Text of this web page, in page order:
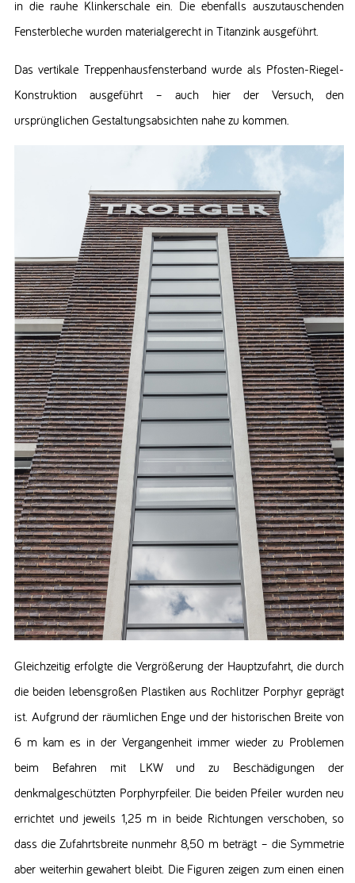
in die rauhe Klinkerschale ein. Die ebenfalls auszutauschenden
Fensterbleche wurden materialgerecht in Titanzink ausgeführt.
Das vertikale Treppenhausfensterband wurde als Pfosten-Riegel-
Konstruktion ausgeführt – auch hier der Versuch, den
ursprünglichen Gestaltungsabsichten nahe zu kommen.
Gleichzeitig erfolgte die Vergrößerung der Hauptzufahrt, die durch
die beiden lebensgroßen Plastiken aus Rochlitzer Porphyr geprägt
ist. Aufgrund der räumlichen Enge und der historischen Breite von
6 m kam es in der Vergangenheit immer wieder zu Problemen
beim Befahren mit LKW und zu Beschädigungen der
denkmalgeschützten Porphyrpfeiler. Die beiden Pfeiler wurden neu
errichtet und jeweils 1,25 m in beide Richtungen verschoben, so
dass die Zufahrtsbreite nunmehr 8,50 m beträgt – die Symmetrie
aber weiterhin gewahert bleibt. Die Figuren zeigen zum einen einen